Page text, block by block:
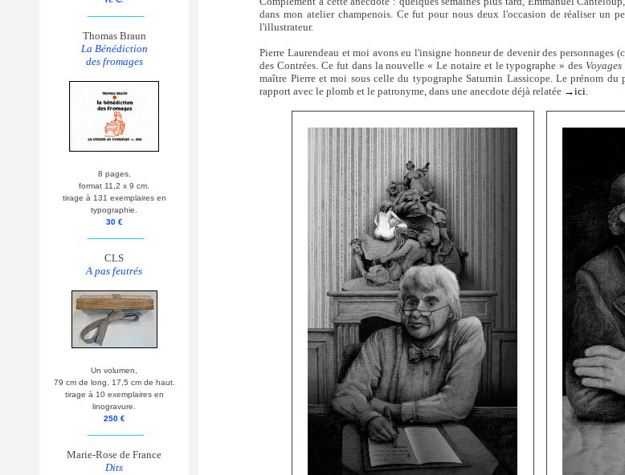
Thomas Braun
La Bénédiction
des fromages
8 pages,
format 11,2 x 9 cm.
tirage à 131 exemplaires en
typographie.
30 €
CLS
A pas feutrés
Un volumen,
79 cm de long, 17,5 cm de haut.
tirage à 10 exemplaires en
linogravure.
250 €
Marie-Rose de France
Dits
dans mon atelier champenois. Ce fut pour nous deux l'occasion de réaliser un
l'illustrateur.
Pierre Laurendeau et moi avons eu l'insigne honneur de devenir des personnages
des Contrées. Ce fut dans la nouvelle « Le notaire et le typographe » des
maître Pierre et moi sous celle du typographe Saturnin Lassicope. Le prénom du
rapport avec le plomb et le patronyme, dans une anecdote déjà relatée →ici